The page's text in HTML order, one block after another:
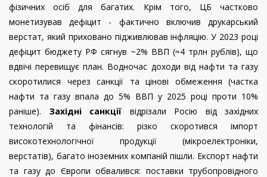
фізичних осіб для багатих. Крім того, ЦБ частково
монетизував дефіцит - фактично включив друкарський
верстат, який приховано підживлював інфляцію. У 2023 році
дефіцит бюджету РФ сягнув ~2% ВВП (≈4 трлн рублів), що
вдвічі перевищує план. Водночас доходи від нафти та газу
скоротилися через санкції та цінові обмеження (частка
нафти та газу впала до 5% ВВП у 2025 році проти 10%
раніше). Західні санкції відрізали Росію від західних
технологій та фінансів: різко скоротився імпорт
високотехнологічної продукції (мікроелектроніки,
верстатів), багато іноземних компаній пішли. Експорт нафти
та газу до Європи обвалився: поставки трубопровідного